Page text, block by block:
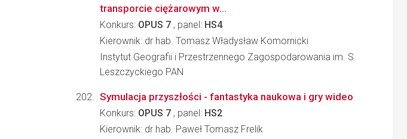
transporcie ciężarowym w...
Konkurs: OPUS 7 , panel: HS4
Kierownik: dr hab. Tomasz Władysław Komornicki
Instytut Geografii i Przestrzennego Zagospodarowania im. S.
Leszczyckiego PAN
Symulacja przyszłości - fantastyka naukowa i gry wideo
Konkurs: OPUS 7 , panel: HS2
Kierownik: dr hab. Paweł Tomasz Frelik